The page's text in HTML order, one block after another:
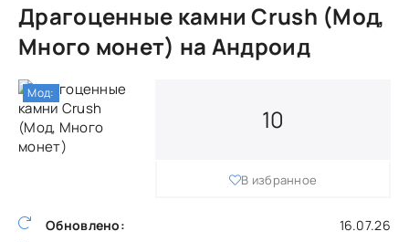
Драгоценные камни Crush (Мод,
Много монет) на Андроид
Обновлено:
16.07.26
10
В избранное
Мод: